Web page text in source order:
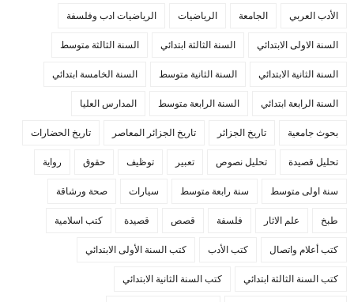
الأدب العربي الجامعة الرياضيات الرياضيات ادب وفلسفة
السنة الاولى الابتدائي السنة الثالثة ابتدائي السنة الثالثة متوسط
السنة الثانية الابتدائي السنة الثانية متوسط السنة الخامسة ابتدائي
السنة الرابعة ابتدائي السنة الرابعة متوسط المدارس العليا
بحوث جامعية تاريخ الجزائر تاريخ الجزائر المعاصر تاريخ الحضارات
تحليل قصيدة تحليل نصوص تعبير توظيف حقوق رواية
سنة اولى متوسط سنة رابعة متوسط سيارات صحة ورشاقة
طبخ علم الاثار فلسفة قصص قصيدة كتب اسلامية
كتب أعلام واتصال كتب الأدب كتب السنة الأولى الابتدائي
كتب السنة الثالثة ابتدائي كتب السنة الثانية الابتدائي